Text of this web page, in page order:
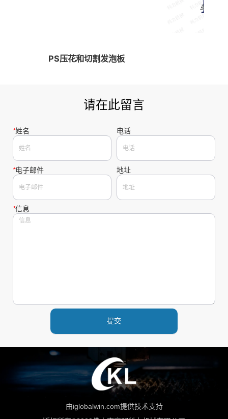
PS压花和切割发泡板
请在此留言
*姓名 电话
*电子邮件 地址
*信息
提交
由iglobalwin.com提供技术支持